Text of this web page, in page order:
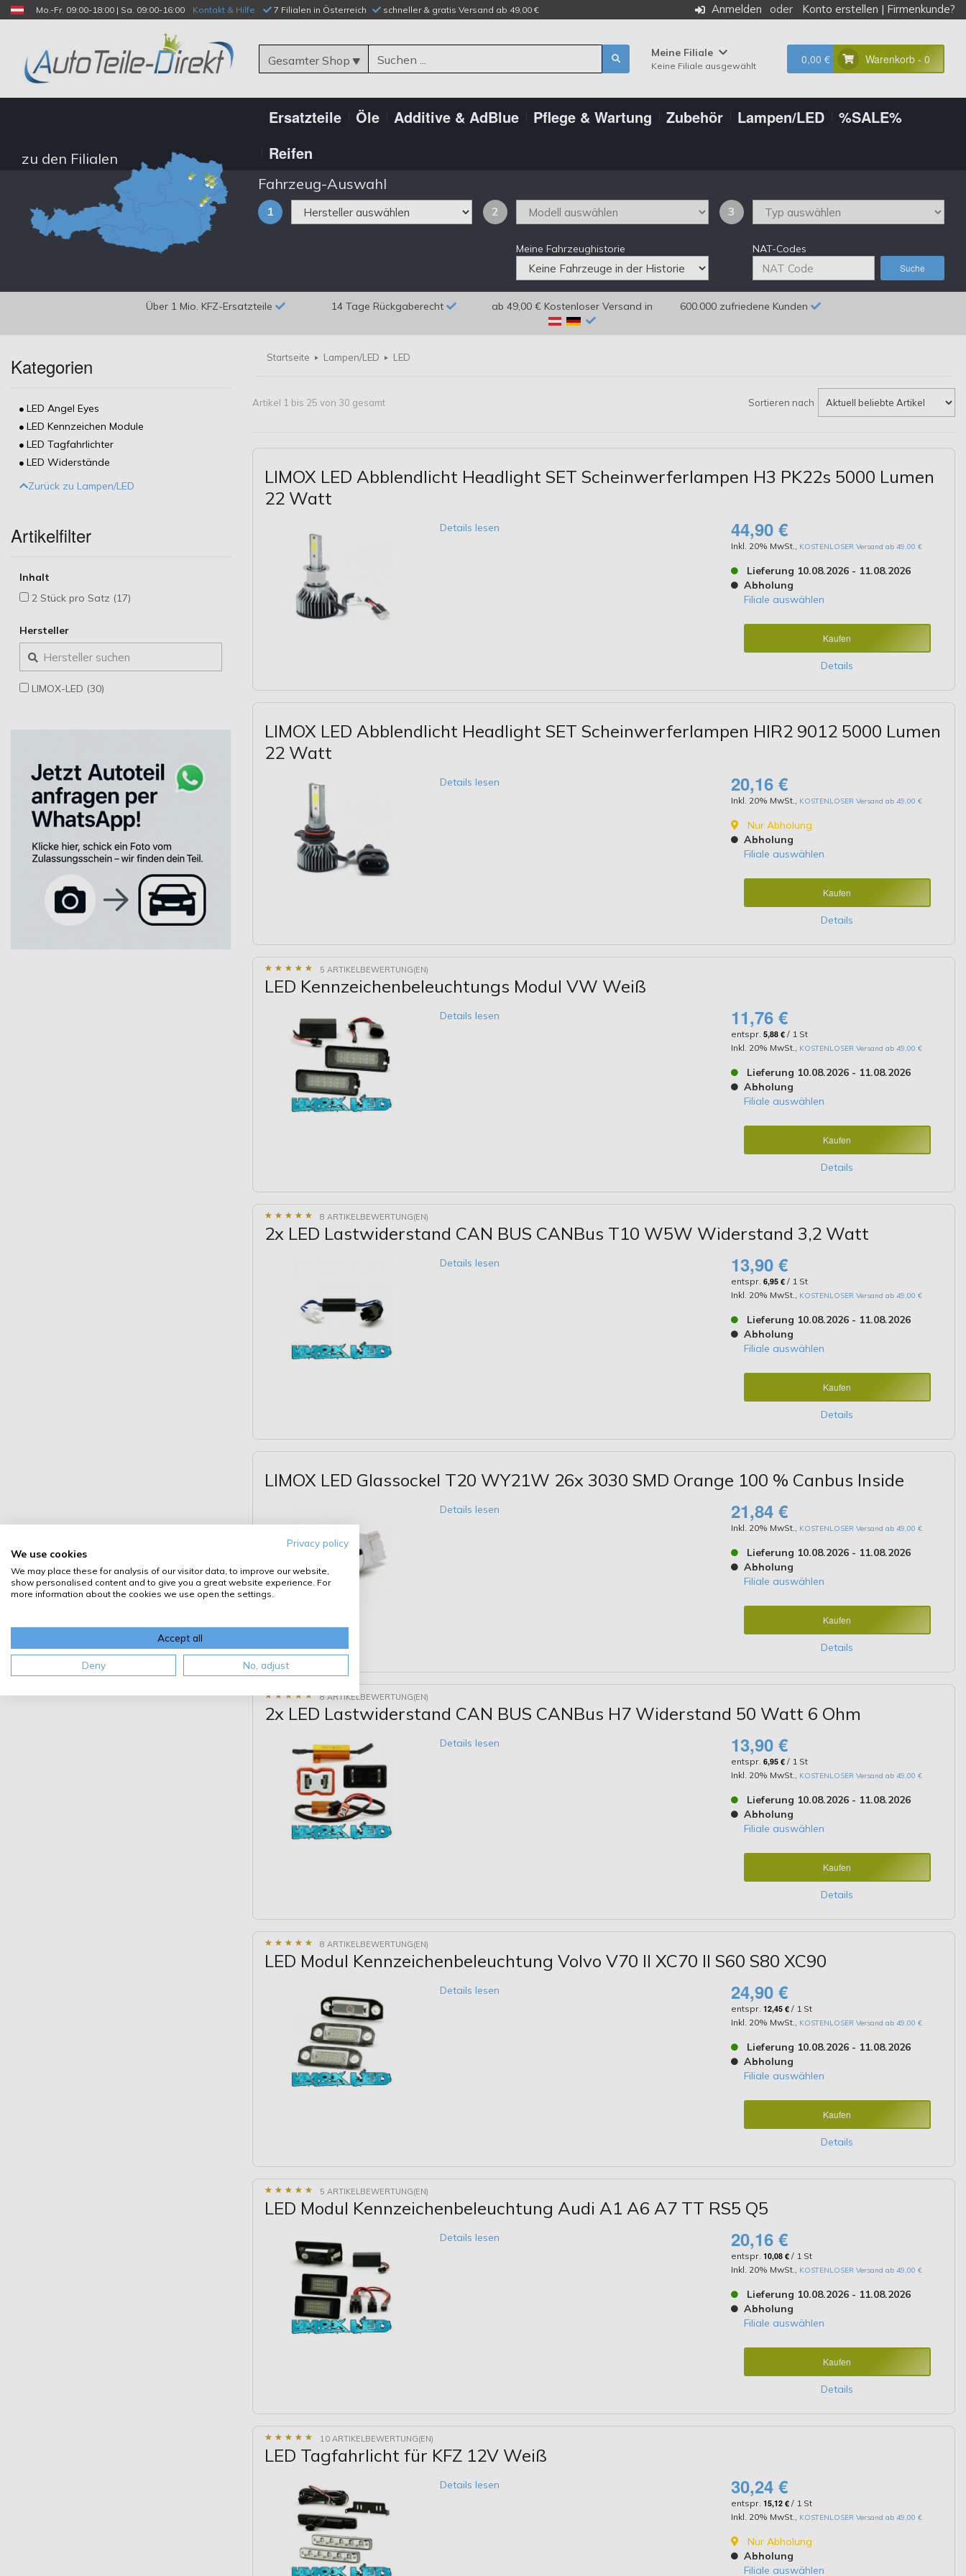
Mo.-Fr. 09:00-18:00 | Sa. 09:00-16:00 Kontakt & Hilfe 7 Filialen in Österreich schneller & gratis Versand ab 49,00 € Anmelden Konto erstellen | Firmenkunde?
Gesamter Shop
Meine Filiale
Keine Filiale ausgewählt 0,00 € Warenkorb - 0
Ersatzteile Öle Additive & AdBlue Pflege & Wartung Zubehör Lampen/LED
%SALE%
Reifen
zu den Filialen
Fahrzeug-Auswahl
1 2 3
Meine Fahrzeughistorie NAT-Codes
Suche
Über 1 Mio. KFZ-Ersatzteile 14 Tage Rückgaberecht ab 49,00 € Kostenloser Versand in 600.000 zufriedene Kunden
Startseite Lampen/LED LED
Artikel 1 bis 25 von 30 gesamt Sortieren nach
LIMOX LED Abblendlicht Headlight SET Scheinwerferlampen H3 PK22s 5000 Lumen
22 Watt
Details lesen 44,90 €
Inkl. 20% MwSt., KOSTENLOSER Versand ab 49,00 €
Lieferung 10.08.2026 - 11.08.2026
Abholung
Filiale auswählen
Kaufen
Details
LIMOX LED Abblendlicht Headlight SET Scheinwerferlampen HIR2 9012 5000 Lumen
22 Watt
Details lesen 20,16 €
Inkl. 20% MwSt., KOSTENLOSER Versand ab 49,00 €
Nur Abholung
Abholung
Filiale auswählen
Kaufen
Details
★ ★ ★ ★ ★
★ ★ ★ ★ ★ 5 ARTIKELBEWERTUNG(EN)
LED Kennzeichenbeleuchtungs Modul VW Weiß
Details lesen 11,76 €
entspr.5,88 € / 1 St
Inkl. 20% MwSt., KOSTENLOSER Versand ab 49,00 €
Lieferung 10.08.2026 - 11.08.2026
Abholung
Filiale auswählen
Kaufen
Details
★ ★ ★ ★ ★
★ ★ ★ ★ ★ 8 ARTIKELBEWERTUNG(EN)
2x LED Lastwiderstand CAN BUS CANBus T10 W5W Widerstand 3,2 Watt
Details lesen 13,90 €
entspr.6,95 € / 1 St
Inkl. 20% MwSt., KOSTENLOSER Versand ab 49,00 €
Lieferung 10.08.2026 - 11.08.2026
Abholung
Filiale auswählen
Kaufen
Details
LIMOX LED Glassockel T20 WY21W 26x 3030 SMD Orange 100 % Canbus Inside
Details lesen 21,84 €
Inkl. 20% MwSt., KOSTENLOSER Versand ab 49,00 €
Lieferung 10.08.2026 - 11.08.2026
Abholung
Filiale auswählen
Kaufen
Details
★ ★ ★ ★ ★
★ ★ ★ ★ ★ 8 ARTIKELBEWERTUNG(EN)
2x LED Lastwiderstand CAN BUS CANBus H7 Widerstand 50 Watt 6 Ohm
Details lesen 13,90 €
entspr.6,95 € / 1 St
Inkl. 20% MwSt., KOSTENLOSER Versand ab 49,00 €
Lieferung 10.08.2026 - 11.08.2026
Abholung
Filiale auswählen
Kaufen
Details
★ ★ ★ ★ ★
★ ★ ★ ★ ★ 8 ARTIKELBEWERTUNG(EN)
LED Modul Kennzeichenbeleuchtung Volvo V70 II XC70 II S60 S80 XC90
Details lesen 24,90 €
entspr.12,45 € / 1 St
Inkl. 20% MwSt., KOSTENLOSER Versand ab 49,00 €
Lieferung 10.08.2026 - 11.08.2026
Abholung
Filiale auswählen
Kaufen
Details
★ ★ ★ ★ ★
★ ★ ★ ★ ★ 5 ARTIKELBEWERTUNG(EN)
LED Modul Kennzeichenbeleuchtung Audi A1 A6 A7 TT RS5 Q5
Details lesen 20,16 €
entspr.10,08 € / 1 St
Inkl. 20% MwSt., KOSTENLOSER Versand ab 49,00 €
Lieferung 10.08.2026 - 11.08.2026
Abholung
Filiale auswählen
Kaufen
Details
★ ★ ★ ★ ★
★ ★ ★ ★ ★ 10 ARTIKELBEWERTUNG(EN)
LED Tagfahrlicht für KFZ 12V Weiß
Details lesen 30,24 €
entspr.15,12 € / 1 St
Inkl. 20% MwSt., KOSTENLOSER Versand ab 49,00 €
Nur Abholung
Abholung
Filiale auswählen
Kategorien
LED Angel Eyes
LED Kennzeichen Module
LED Tagfahrlichter
LED Widerstände
Zurück zu Lampen/LED
Artikelfilter
Inhalt
2 Stück pro Satz (17)
Hersteller
LIMOX-LED (30)
Privacy policy
We use cookies
We may place these for analysis of our visitor data, to improve our website,
show personalised content and to give you a great website experience. For
more information about the cookies we use open the settings.
Accept all
Deny No, adjust